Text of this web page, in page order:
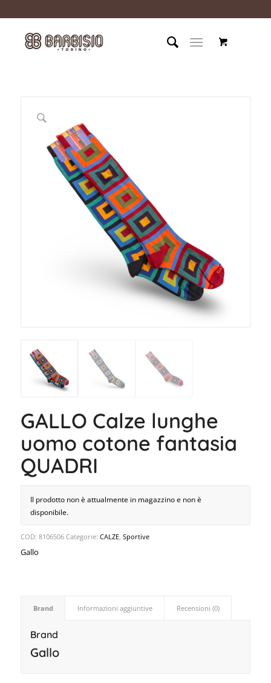
GALLO Calze lunghe
uomo cotone fantasia
QUADRI
Il prodotto non è attualmente in magazzino e non è
disponibile.
COD: 8106506 Categorie: CALZE, Sportive
Gallo
Brand Informazioni aggiuntive Recensioni (0)
Brand
Gallo